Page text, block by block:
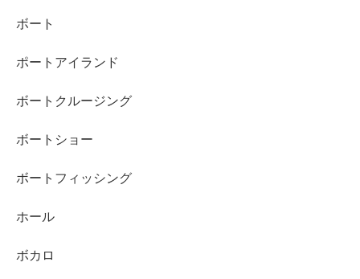
ボート
ポートアイランド
ボートクルージング
ボートショー
ボートフィッシング
ホール
ボカロ